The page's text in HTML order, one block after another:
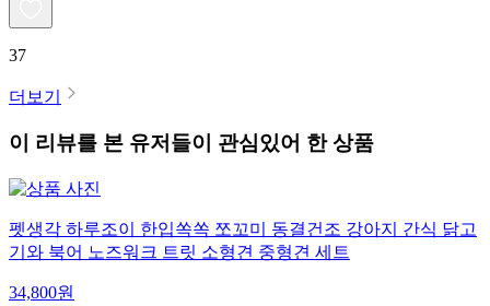
37
더보기
이 리뷰를 본 유저들이 관심있어 한 상품
펫생각 하루조이 한입쏙쏙 쪼꼬미 동결건조 강아지 간식 닭고
기와 북어 노즈워크 트릿 소형견 중형견 세트
34,800원